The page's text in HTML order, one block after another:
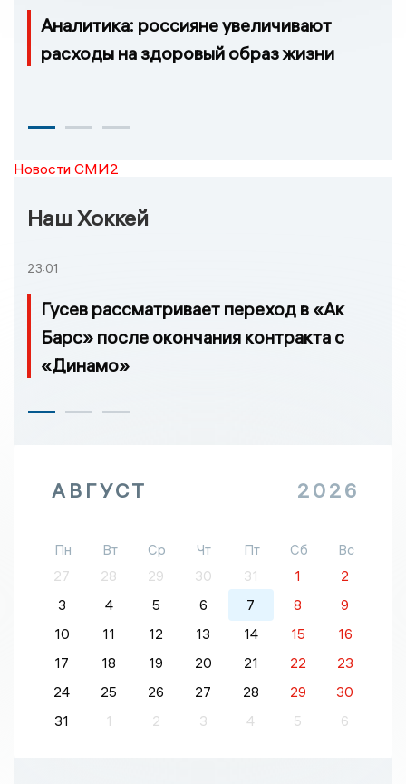
Аналитика: россияне увеличивают
расходы на здоровый образ жизни
Новости СМИ2
Наш Хоккей
23:01
Гусев рассматривает переход в «Ак
Барс» после окончания контракта с
«Динамо»
АВГУСТ 2026
Пн Вт Ср Чт Пт Сб
Вс
27
28 29 30 31 1
2
3
4 5 6 7 8
9
10
11 12 13 14 15
16
17
18 19 20 21 22
23
24
25 26 27 28 29
30
31
1 2 3 4 5 6